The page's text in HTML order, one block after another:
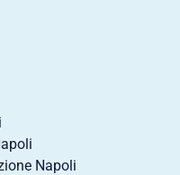
Napoli